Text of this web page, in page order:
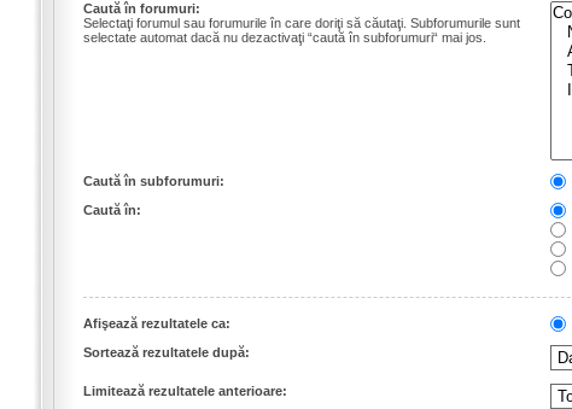
Caută în forumuri:
Selectaţi forumul sau forumurile în care doriţi să căutaţi. Subforumurile sunt
selectate automat dacă nu dezactivaţi “caută în subforumuri“ mai jos.
Caută în subforumuri:
Caută în:
Afişează rezultatele ca:
Sortează rezultatele după:
Limitează rezultatele anterioare: